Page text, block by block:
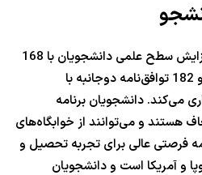
دانشگاه فنی خاورمیانه برای افزایش سطح علمی دانشجویان با 168
تفاهم‌نامه در برنامه اراسموس و 182 توافق‌نامه دوجانبه با
می‌کند. دانشجویان برنامه
هستند و می‌توانند از خوابگاه‌های
فرصتی عالی برای تجربه تحصیل و
و آمریکا است و دانشجویان